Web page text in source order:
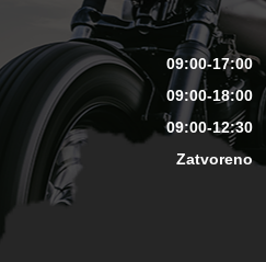
09:00-17:00
09:00-18:00
09:00-12:30
Zatvoreno